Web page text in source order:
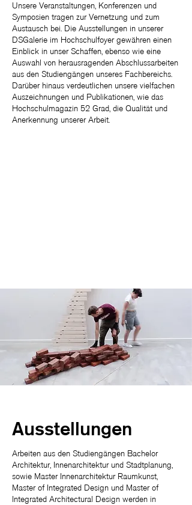
Unsere Veranstaltungen, Konferenzen und
Symposien tragen zur Vernetzung und zum
Austausch bei. Die Ausstellungen in unserer
DSGalerie im Hochschulfoyer gewähren einen
Einblick in unser Schaffen, ebenso wie eine
Auswahl von herausragenden Abschlussarbeiten
aus den Studiengängen unseres Fachbereichs.
Darüber hinaus verdeutlichen unsere vielfachen
Auszeichnungen und Publikationen, wie das
Hochschulmagazin 52 Grad, die Qualität und
Anerkennung unserer Arbeit.
Ausstellungen
Arbeiten aus den Studiengängen Bachelor
Architektur, Innenarchitektur und Stadtplanung,
sowie Master Innenarchitektur Raumkunst,
Master of Integrated Design und Master of
Integrated Architectural Design werden in